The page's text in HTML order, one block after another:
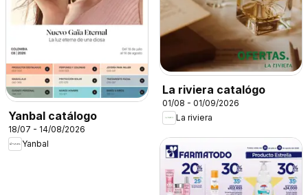
Yanbal catálogo
18/07 - 14/08/2026
Yanbal
La riviera catalógo
01/08 - 01/09/2026
La riviera